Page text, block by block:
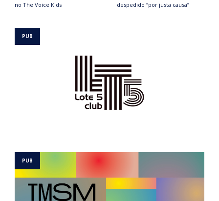
no The Voice Kids
despedido “por justa causa”